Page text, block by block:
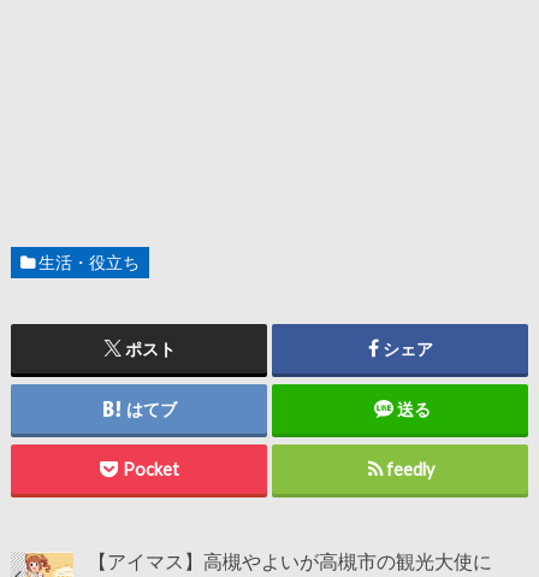
生活・役立ち
ポスト シェア
はてブ 送る
Pocket feedly
【アイマス】高槻やよいが高槻市の観光大使に